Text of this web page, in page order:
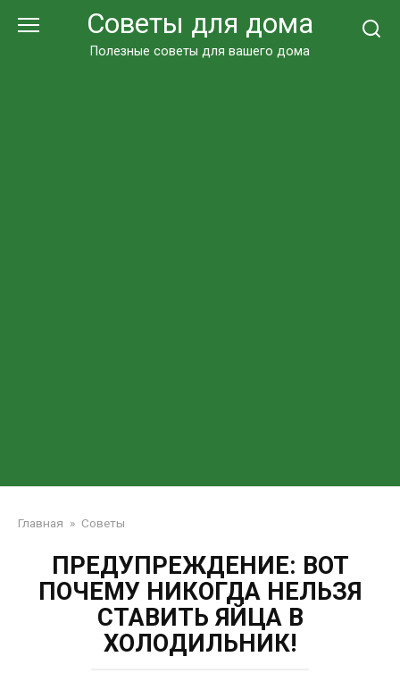
Советы для дома
Полезные советы для вашего дома
Главная » Советы
ПРЕДУПРЕЖДЕНИЕ: ВОТ
ПОЧЕМУ НИКОГДА НЕЛЬЗЯ
СТАВИТЬ ЯЙЦА В
ХОЛОДИЛЬНИК!